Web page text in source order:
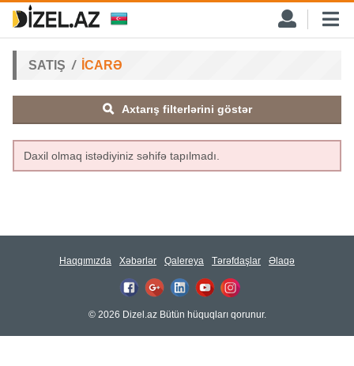
SATIŞ İCARƏ
Axtarış filterlərini göstər
Daxil olmaq istədiyiniz səhifə tapılmadı.
Haqqımızda Xəbərlər Qalereya Tərəfdaşlar Əlaqə
© 2026 Dizel.az Bütün hüquqları qorunur.